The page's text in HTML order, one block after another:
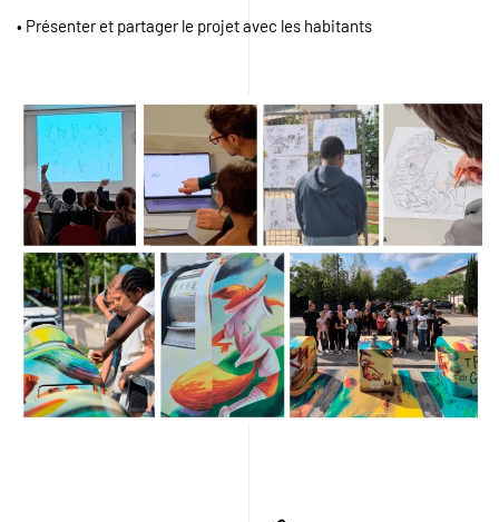
• Présenter et partager le projet avec les habitants